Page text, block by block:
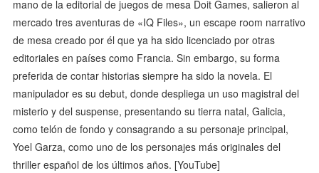
mano de la editorial de juegos de mesa Doit Games, salieron al
mercado tres aventuras de «IQ Files», un escape room narrativo
de mesa creado por él que ya ha sido licenciado por otras
editoriales en países como Francia. Sin embargo, su forma
preferida de contar historias siempre ha sido la novela. El
manipulador es su debut, donde despliega un uso magistral del
misterio y del suspense, presentando su tierra natal, Galicia,
como telón de fondo y consagrando a su personaje principal,
Yoel Garza, como uno de los personajes más originales del
thriller español de los últimos años. [YouTube]